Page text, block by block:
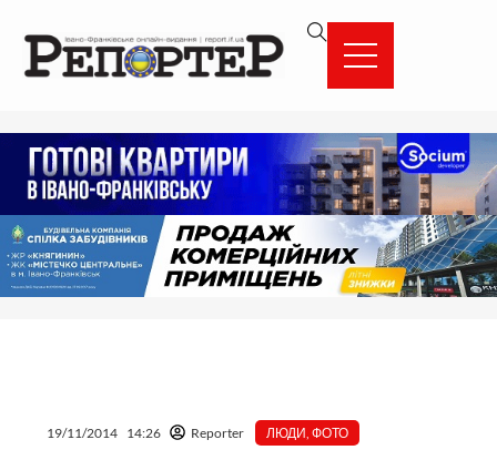
вмісту
19/11/2014 14:26 Reporter ЛЮДИ ,ФОТО